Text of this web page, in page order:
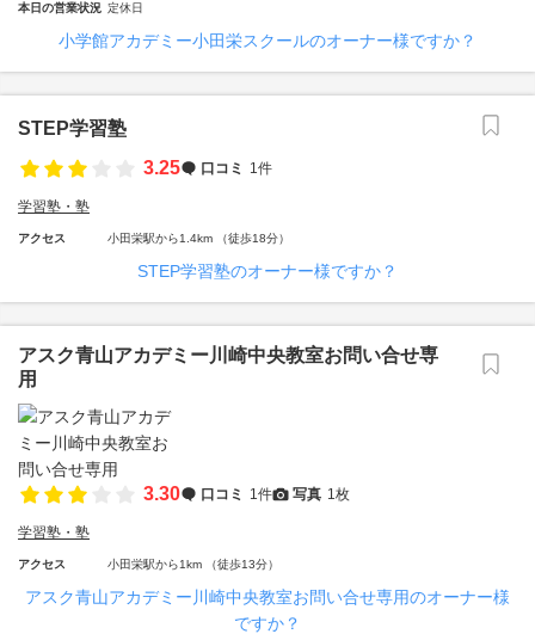
本日の営業状況 定休日
小学館アカデミー小田栄スクールのオーナー様ですか？
STEP学習塾
3.25
口コミ 1件
学習塾・塾
アクセス 小田栄駅から1.4km （徒歩18分）
STEP学習塾のオーナー様ですか？
アスク青山アカデミー川崎中央教室お問い合せ専
用
3.30 口コミ 1件 写真 1枚
学習塾・塾
アクセス 小田栄駅から1km （徒歩13分）
アスク青山アカデミー川崎中央教室お問い合せ専用のオーナー様
ですか？